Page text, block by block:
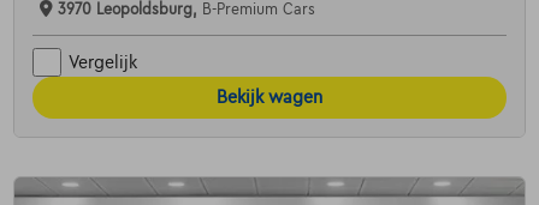
3970 Leopoldsburg, B-Premium Cars
Vergelijk
Bekijk wagen